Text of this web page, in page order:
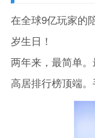
在全球9亿玩家的
岁生日！
两年来，最简单
高居排行榜顶端。